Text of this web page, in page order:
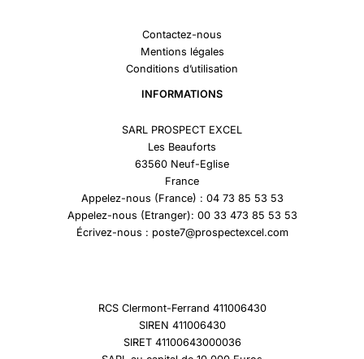
Contactez-nous
Mentions légales
Conditions d’utilisation
INFORMATIONS
SARL PROSPECT EXCEL
Les Beauforts
63560 Neuf-Eglise
France
Appelez-nous (France) : 04 73 85 53 53
Appelez-nous (Etranger): 00 33 473 85 53 53
Écrivez-nous : poste7@prospectexcel.com
RCS Clermont-Ferrand 411006430
SIREN 411006430
SIRET 41100643000036